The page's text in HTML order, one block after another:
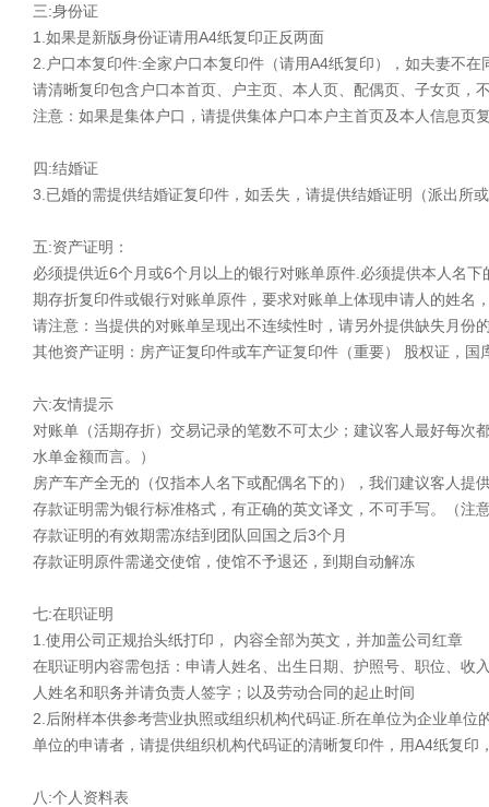
三:身份证
1.如果是新版身份证请用A4纸复印正反两面
2.户口本复印件:全家户口本复印件（请用A4纸复印），如夫妻不
请清晰复印包含户口本首页、户主页、本人页、配偶页、子女页，
注意：如果是集体户口，请提供集体户口本户主首页及本人信息页
四:结婚证
3.已婚的需提供结婚证复印件，如丢失，请提供结婚证明（派出所
五:资产证明：
必须提供近6个月或6个月以上的银行对账单原件.必须提供本人名
期存折复印件或银行对账单原件，要求对账单上体现申请人的姓
请注意：当提供的对账单呈现出不连续性时，请另外提供缺失月份
其他资产证明：房产证复印件或车产证复印件（重要） 股权证，
六:友情提示
对账单（活期存折）交易记录的笔数不可太少；建议客人最好每次
水单金额而言。）
房产车产全无的（仅指本人名下或配偶名下的），我们建议客人提
存款证明需为银行标准格式，有正确的英文译文，不可手写。（
存款证明的有效期需冻结到团队回国之后3个月
存款证明原件需递交使馆，使馆不予退还，到期自动解冻
七:在职证明
1.使用公司正规抬头纸打印， 内容全部为英文，并加盖公司红章
在职证明内容需包括：申请人姓名、出生日期、护照号、职位、
人姓名和职务并请负责人签字；以及劳动合同的起止时间
2.后附样本供参考营业执照或组织机构代码证.所在单位为企业单
单位的申请者，请提供组织机构代码证的清晰复印件，用A4纸复印
八:个人资料表